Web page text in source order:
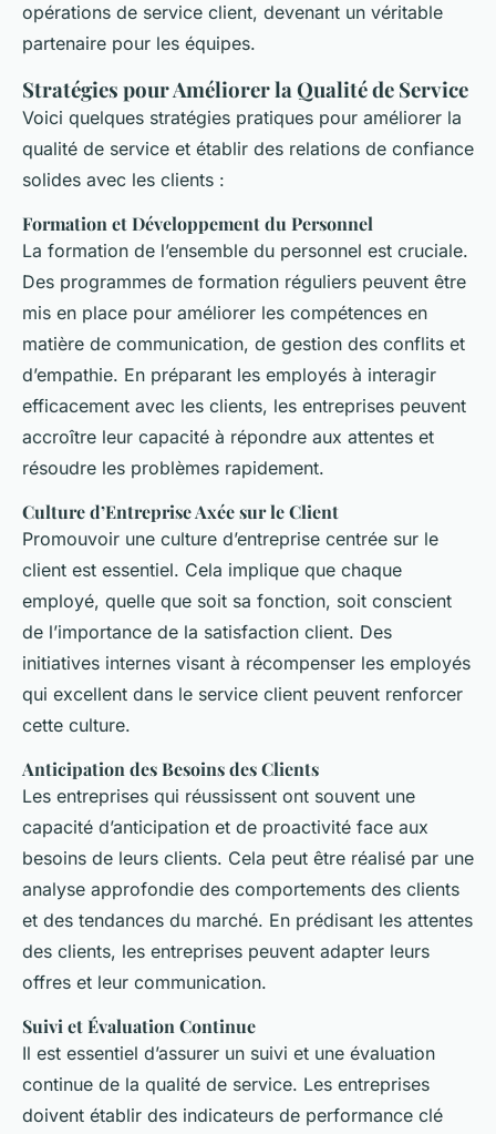
opérations de service client, devenant un véritable
partenaire pour les équipes.
Stratégies pour Améliorer la Qualité de Service
Voici quelques stratégies pratiques pour améliorer la
qualité de service et établir des relations de confiance
solides avec les clients :
Formation et Développement du Personnel
La formation de l’ensemble du personnel est cruciale.
Des programmes de formation réguliers peuvent être
mis en place pour améliorer les compétences en
matière de communication, de gestion des conflits et
d’empathie. En préparant les employés à interagir
efficacement avec les clients, les entreprises peuvent
accroître leur capacité à répondre aux attentes et
résoudre les problèmes rapidement.
Culture d’Entreprise Axée sur le Client
Promouvoir une culture d’entreprise centrée sur le
client est essentiel. Cela implique que chaque
employé, quelle que soit sa fonction, soit conscient
de l’importance de la satisfaction client. Des
initiatives internes visant à récompenser les employés
qui excellent dans le service client peuvent renforcer
cette culture.
Anticipation des Besoins des Clients
Les entreprises qui réussissent ont souvent une
capacité d’anticipation et de proactivité face aux
besoins de leurs clients. Cela peut être réalisé par une
analyse approfondie des comportements des clients
et des tendances du marché. En prédisant les attentes
des clients, les entreprises peuvent adapter leurs
offres et leur communication.
Suivi et Évaluation Continue
Il est essentiel d’assurer un suivi et une évaluation
continue de la qualité de service. Les entreprises
doivent établir des indicateurs de performance clé